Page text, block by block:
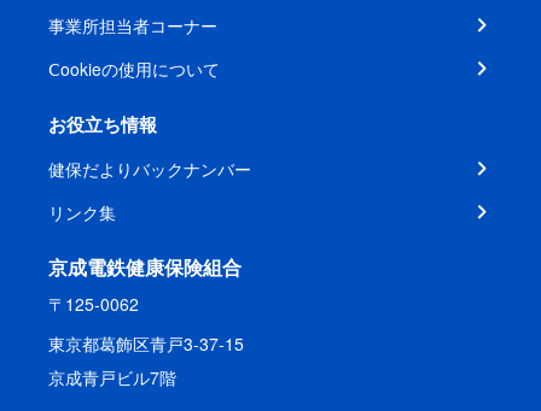
事業所担当者コーナー
Ⅽookieの使用について
お役立ち情報
健保だよりバックナンバー
リンク集
京成電鉄健康保険組合
〒125-0062
東京都葛飾区青戸3-37-15
京成青戸ビル7階